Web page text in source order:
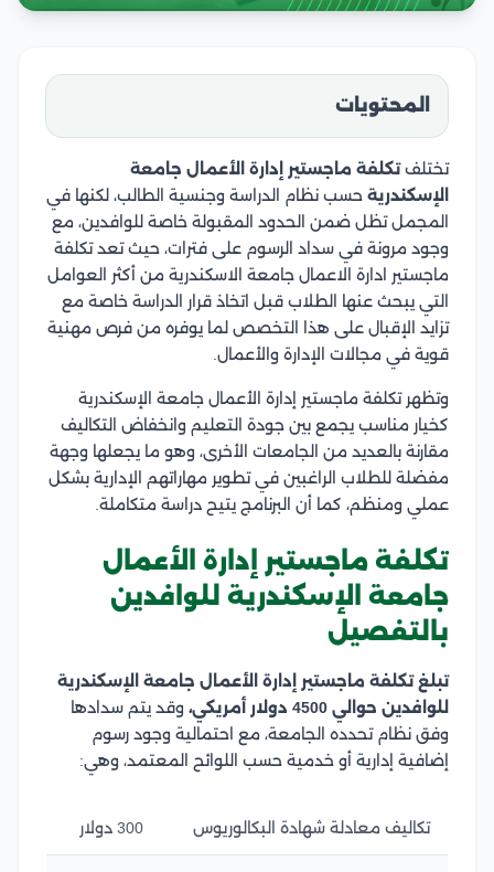
المحتويات
تختلفتكلفة ماجستير إدارة الأعمال جامعة
الإسكندرية حسب نظام الدراسة وجنسية الطالب، لكنها في
المجمل تظل ضمن الحدود المقبولة خاصة للوافدين، مع
وجود مرونة في سداد الرسوم على فترات، حيث تعد تكلفة
ماجستير ادارة الاعمال جامعة الاسكندرية من أكثر العوامل
التي يبحث عنها الطلاب قبل اتخاذ قرار الدراسة خاصة مع
تزايد الإقبال على هذا التخصص لما يوفره من فرص مهنية
قوية في مجالات الإدارة والأعمال.
وتظهر تكلفة ماجستير إدارة الأعمال جامعة الإسكندرية
كخيار مناسب يجمع بين جودة التعليم وانخفاض التكاليف
مقارنة بالعديد من الجامعات الأخرى، وهو ما يجعلها وجهة
مفضلة للطلاب الراغبين في تطوير مهاراتهم الإدارية بشكل
عملي ومنظم، كما أن البرنامج يتيح دراسة متكاملة.
تكلفة ماجستير إدارة الأعمال
جامعة الإسكندرية للوافدين
بالتفصيل
تبلغ تكلفة ماجستير إدارة الأعمال جامعة الإسكندرية
للوافدين حوالي 4500 دولار أمريكي،
وقد يتم سدادها
وفق نظام تحدده الجامعة، مع احتمالية وجود رسوم
إضافية إدارية أو خدمية حسب اللوائح المعتمد، وهي:
تكاليف معادلة شهادة البكالوريوس 300 دولار